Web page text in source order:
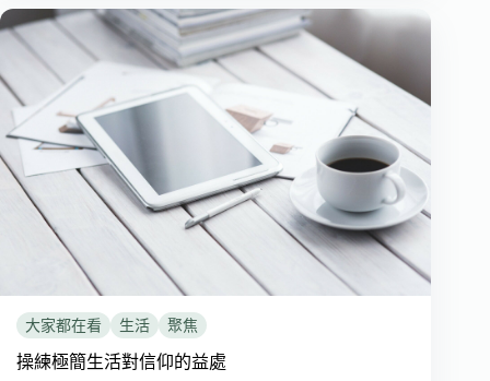
大家都在看 生活 聚焦
操練極簡生活對信仰的益處